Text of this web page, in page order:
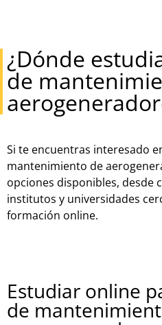
¿Dónde
de
Si te encuentras interesado
mantenimiento de
opciones disponibles, desde
institutos y universidades
formación online.
Estudiar online
de